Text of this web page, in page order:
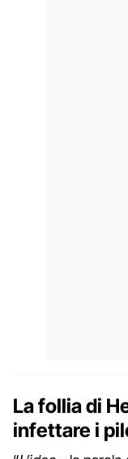
La follia di
infettare i